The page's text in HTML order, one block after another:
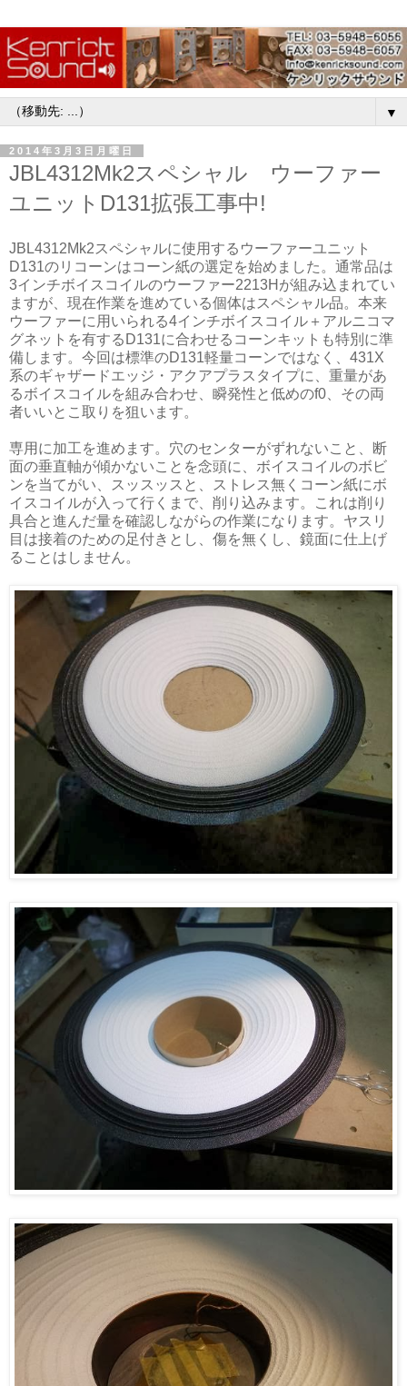
▼
2014年3月3日月曜日
JBL4312Mk2スペシャル ウーファー
ユニットD131拡張工事中!
JBL4312Mk2スペシャルに使用するウーファーユニット
D131のリコーンはコーン紙の選定を始めました。通常品は
3インチボイスコイルのウーファー2213Hが組み込まれてい
ますが、現在作業を進めている個体はスペシャル品。本来
ウーファーに用いられる4インチボイスコイル＋アルニコマ
グネットを有するD131に合わせるコーンキットも特別に準
備します。今回は標準のD131軽量コーンではなく、431X
系のギャザードエッジ・アクアプラスタイプに、重量があ
るボイスコイルを組み合わせ、瞬発性と低めのf0、その両
者いいとこ取りを狙います。
専用に加工を進めます。穴のセンターがずれないこと、断
面の垂直軸が傾かないことを念頭に、ボイスコイルのボビ
ンを当てがい、スッスッスと、ストレス無くコーン紙にボ
イスコイルが入って行くまで、削り込みます。これは削り
具合と進んだ量を確認しながらの作業になります。ヤスリ
目は接着のための足付きとし、傷を無くし、鏡面に仕上げ
ることはしません。